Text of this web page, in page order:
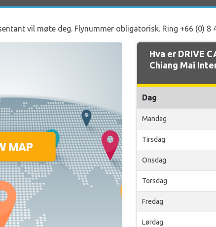
vil møte deg. Flynummer obligatorisk. Ring +66 (0) 8
Hva er DRIVE
Chiang Mai
Dag
Mandag
Tirsdag
Onsdag
Torsdag
Fredag
Lørdag